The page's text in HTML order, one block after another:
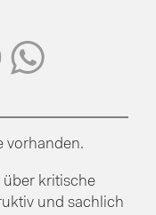

vorhanden.
über kritische
und sachlich